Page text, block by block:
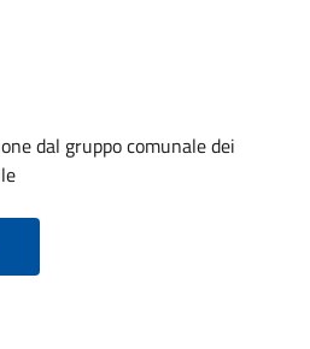
dal gruppo comunale dei